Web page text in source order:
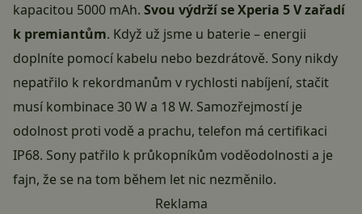
kapacitou 5000 mAh. Svou výdrží se Xperia 5 V zařadí
k premiantům. Když už jsme u baterie – energii
doplníte pomocí kabelu nebo bezdrátově. Sony nikdy
nepatřilo k rekordmanům v rychlosti nabíjení, stačit
musí kombinace 30 W a 18 W. Samozřejmostí je
odolnost proti vodě a prachu, telefon má certifikaci
IP68. Sony patřilo k průkopníkům voděodolnosti a je
fajn, že se na tom během let nic nezměnilo.
Reklama